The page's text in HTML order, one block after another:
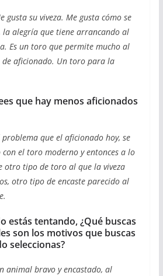
gusta su viveza. Me gusta cómo se
alegría que tiene arrancando al
Es un toro que permite mucho al
aficionado. Un toro para la
que hay menos aficionados
problema que el aficionado hoy, se
el toro moderno y entonces a lo
otro tipo de toro al que la viveza
otro tipo de encaste parecido al
estás tentando, ¿Qué buscas
son los motivos que buscas
seleccionas?
animal bravo y encastado, al